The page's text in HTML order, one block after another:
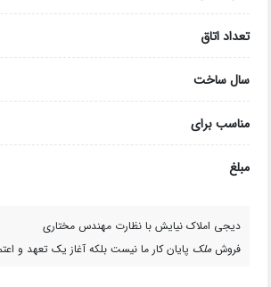
تعداد اتاق
سال ساخت
مناسب برای
مبلغ
دیجی املاک نیایش با نظارت مهندس مختاری
فروشملک پایان کار ما نیست بلکه آغاز یک تعهد و